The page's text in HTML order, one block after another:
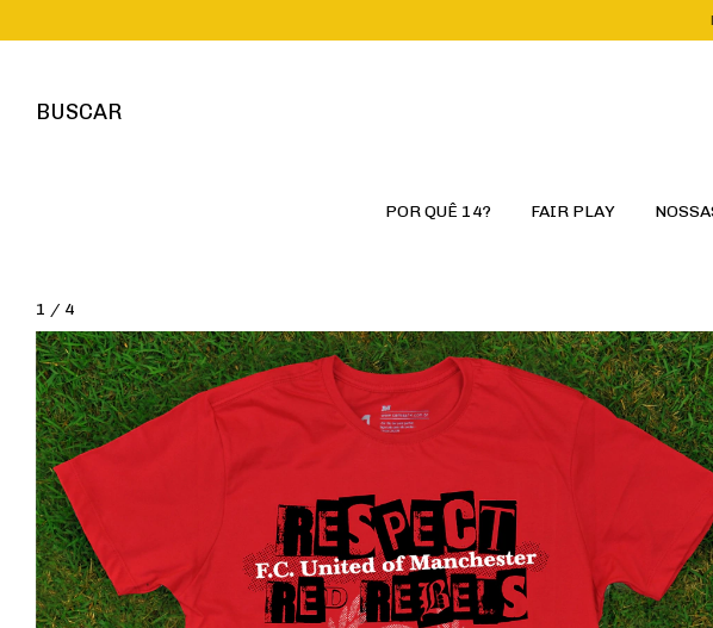
Frete
BUSCAR
POR QUÊ 14? FAIR PLAY
1 / 4